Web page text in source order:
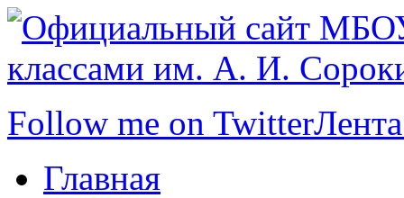
Follow me on Twitter
Главная